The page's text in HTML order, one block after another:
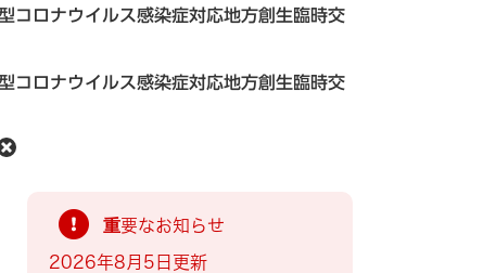
コロナウイルス感染症対応地方創生臨時交
コロナウイルス感染症対応地方創生臨時交
重要なお知らせ
2026年8月5日更新